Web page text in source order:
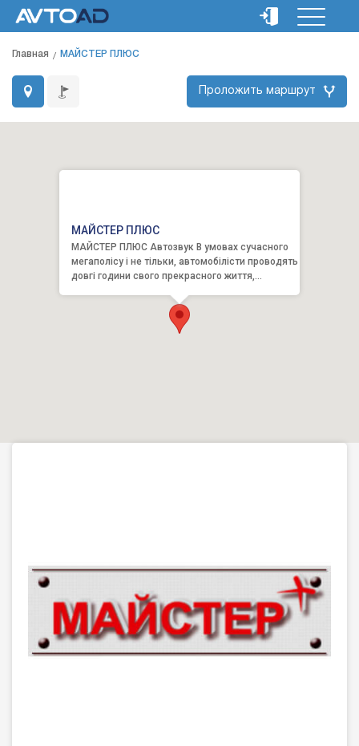
Главная МАЙСТЕР ПЛЮС
Проложить маршрут
МАЙСТЕР ПЛЮС
МАЙСТЕР ПЛЮС Автозвук В умовах сучасного
мегаполісу і не тільки, автомобілісти проводять
довгі години свого прекрасного життя,